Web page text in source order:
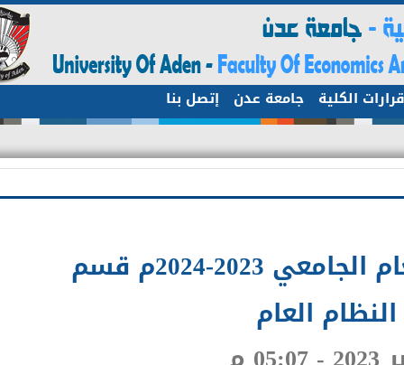
الكلية جامعة عدن إتصل بنا
نتائج القبول للعام الجامعي 2023-2024م قسم
العام